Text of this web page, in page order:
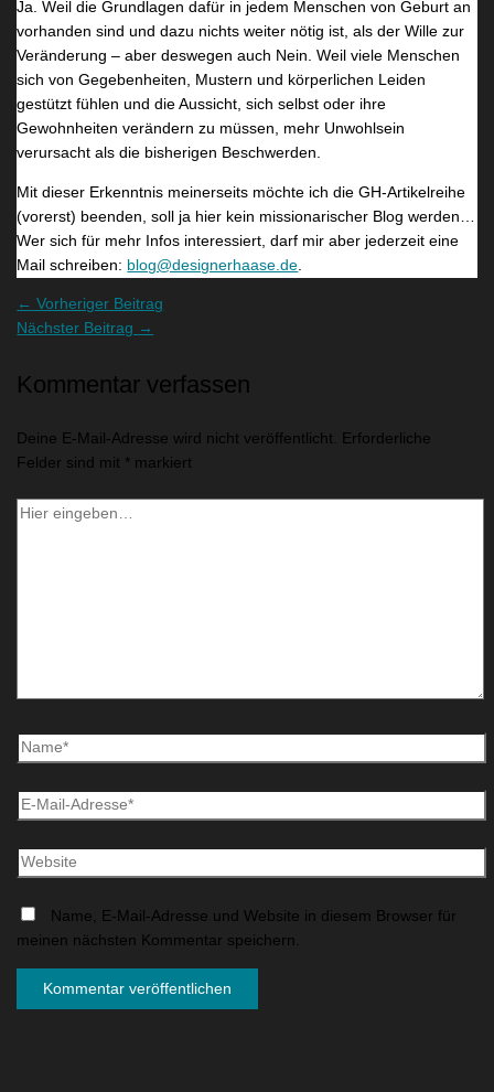
Ja. Weil die Grundlagen dafür in jedem Menschen von Geburt an
vorhanden sind und dazu nichts weiter nötig ist, als der Wille zur
Veränderung – aber deswegen auch Nein. Weil viele Menschen
sich von Gegebenheiten, Mustern und körperlichen Leiden
gestützt fühlen und die Aussicht, sich selbst oder ihre
Gewohnheiten verändern zu müssen, mehr Unwohlsein
verursacht als die bisherigen Beschwerden.
Mit dieser Erkenntnis meinerseits möchte ich die GH-Artikelreihe
(vorerst) beenden, soll ja hier kein missionarischer Blog werden…
Wer sich für mehr Infos interessiert, darf mir aber jederzeit eine
Mail schreiben: blog@designerhaase.de
← Vorheriger Beitrag
Nächster Beitrag →
Kommentar verfassen
Deine E-Mail-Adresse wird nicht veröffentlicht.
Erforderliche
Felder sind mit * markiert
Name, E-Mail-Adresse und Website in diesem Browser für
meinen nächsten Kommentar speichern.